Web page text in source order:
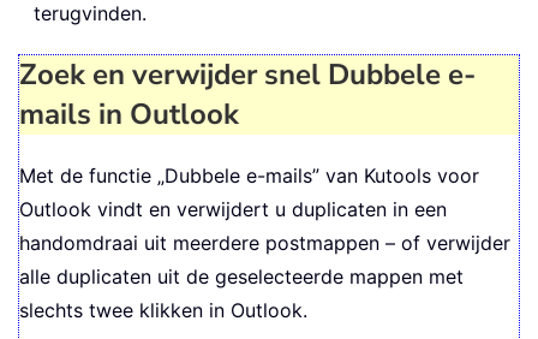
terugvinden.
Zoek en verwijder snel Dubbele e-
mails in Outlook
Met de functie „Dubbele e-mails” van Kutools voor
Outlook vindt en verwijdert u duplicaten in een
handomdraai uit meerdere postmappen – of verwijder
alle duplicaten uit de geselecteerde mappen met
slechts twee klikken in Outlook.